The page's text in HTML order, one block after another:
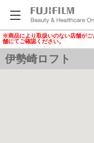
※商品により取扱いのない店舗が
舗にてご確認ください。
伊勢崎ロフト